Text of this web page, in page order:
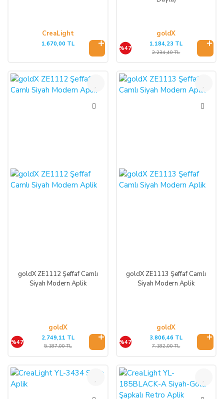
CreaLight
1.670,00 TL
goldX
%47
1.184,23 TL
2.234,40 TL
%47
goldX ZE1112 Şeffaf Camlı
Siyah Modern Aplik
goldX
%47
2.749,11 TL
5.187,00 TL
%47
goldX ZE1113 Şeffaf Camlı
Siyah Modern Aplik
goldX
%47
3.806,46 TL
7.182,00 TL